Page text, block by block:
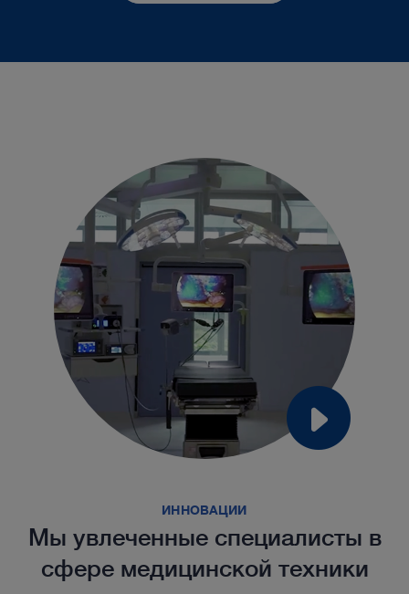
ИННОВАЦИИ
Мы увлеченные специалисты в
сфере медицинской техники